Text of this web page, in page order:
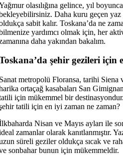
olasılığına gelince, yıl
Daha kuru geçen yaz
sabit kalır. Toskana’da ne
yardımcı olmak için, her
daha yakından bakalım.
şehir gezileri için
metropolü Floransa, tarihi Siena
ortaçağ kasabaları San
için mükemmel bir
tatili için en iyi zaman ne zaman?
Nisan ve Mayıs ayları ile
zamanlar olarak kanıtlanmıştır.
süreli geziler oldukça sıcak ve
sonbahar bunun için mükemmeldir.